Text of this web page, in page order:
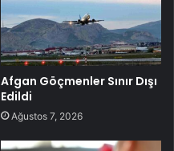
Afgan Göçmenler Sınır Dışı
Edildi
Ağustos 7, 2026